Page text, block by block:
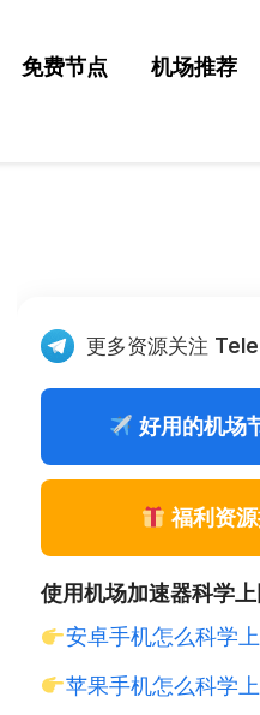
免费节点 机场推荐
更多资源关注
好用的机场
福利资
使用机场加速器科学
安卓手机怎么科学上
苹果手机怎么科学上